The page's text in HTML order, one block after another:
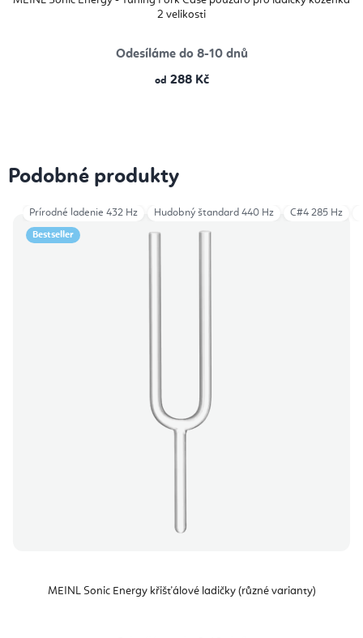
2 velikosti
Odesíláme do 8-10 dnů
od 288 Kč
Podobné produkty
Bestseller
MEINL Sonic Energy křišťálové ladičky (různé varianty)
Prírodné ladenie 432 Hz Hudobný štandard 440 Hz C#4 285 Hz